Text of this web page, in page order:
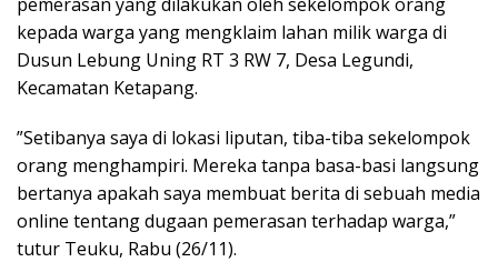
kepada warga yang mengklaim lahan milik warga di
Dusun Lebung Uning RT 3 RW 7, Desa Legundi,
Kecamatan Ketapang.
​”Setibanya saya di lokasi liputan, tiba-tiba sekelompok
orang menghampiri. Mereka tanpa basa-basi langsung
bertanya apakah saya membuat berita di sebuah media
online tentang dugaan pemerasan terhadap warga,”
tutur Teuku, Rabu (26/11).